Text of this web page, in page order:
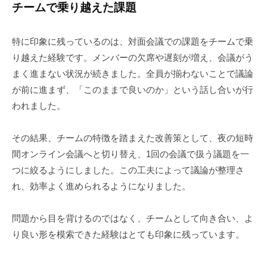
チームで乗り越えた課題
特に印象に残っているのは、対面会議での課題をチームで乗
り越えた経験です。メンバーの欠席や遅刻が増え、会議がう
まく進まない状況が続きました。全員が揃わないことで議論
が前に進まず、「このままで良いのか」という話し合いが行
われました。
その結果、チームの特徴を踏まえた改善策として、夜の短時
間オンライン会議へと切り替え、1回の会議で扱う議題を一
つに絞るようにしました。この工夫によって議論が整理さ
れ、効率よく進められるようになりました。
問題から目を背けるのではなく、チームとして向き合い、よ
り良い形を模索できた経験はとても印象に残っています。